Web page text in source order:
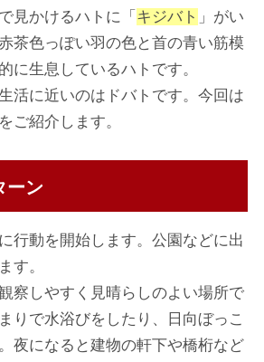
見かけるハトに「 キジバト 」がい
茶色っぽい羽の色と首の青い筋模
に生息しているハトです。
活に近いのはドバトです。今回は
ご紹介します。
ーン
行動を開始します。公園などに出
す。
察しやすく見晴らしのよい場所で
りで水浴びをしたり、日向ぼっこ
夜になると建物の軒下や橋桁など